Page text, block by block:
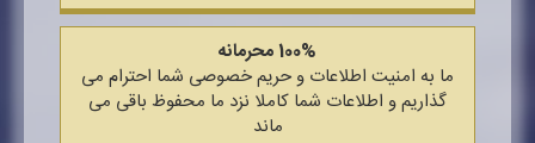
100% محرمانه
ما به امنیت اطلاعات و حریم خصوصی شما احترام می
گذاریم و اطلاعات شما کاملا نزد ما محفوظ باقی می
ماند